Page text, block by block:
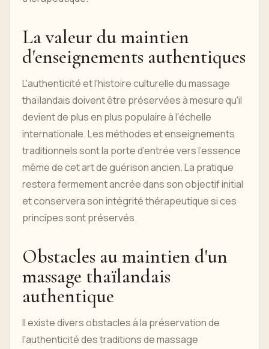
La valeur du maintien
d'enseignements authentiques
L'authenticité et l'histoire culturelle du massage
thaïlandais doivent être préservées à mesure qu'il
devient de plus en plus populaire à l'échelle
internationale. Les méthodes et enseignements
traditionnels sont la porte d’entrée vers l’essence
même de cet art de guérison ancien. La pratique
restera fermement ancrée dans son objectif initial
et conservera son intégrité thérapeutique si ces
principes sont préservés.
Obstacles au maintien d'un
massage thaïlandais
authentique
Il existe divers obstacles à la préservation de
l'authenticité des traditions de massage